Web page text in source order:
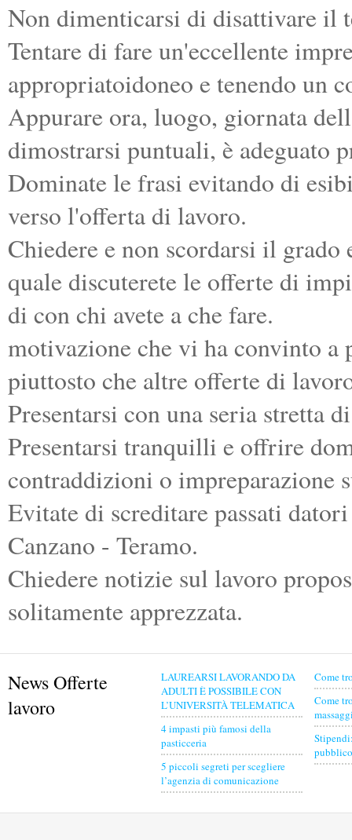
Non dimenticarsi di disattivare il
Tentare di fare un'eccellente
appropriatoidoneo e tenendo un
Appurare ora, luogo, giornata
dimostrarsi puntuali, è adeguato
Dominate le frasi evitando di
verso l'offerta di lavoro.
Chiedere e non scordarsi il
quale discuterete le offerte di
di con chi avete a che fare.
motivazione che vi ha convinto a
piuttosto che altre offerte di
Presentarsi con una seria stretta
Presentarsi tranquilli e offrire
contraddizioni o impreparazione
Evitate di screditare passati
Canzano - Teramo.
Chiedere notizie sul lavoro
solitamente apprezzata.
News Offerte
lavoro
LAUREARSI LAVORANDO DA
ADULTI È POSSIBILE CON
L’UNIVERSITÀ TELEMATICA
4 impasti più famosi della
pasticceria
5 piccoli segreti per scegliere
l’agenzia di comunicazione
Come
Come